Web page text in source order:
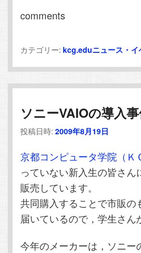
comments
カテゴリー: kcg.eduニュース・イ
ソニーVAIOの導入
投稿日時:2009年8月19日
京都コンピュータ学院（Ｋ
っていない新入生の皆さ
販売しています。
共同購入することで市販
届いているので，学生さん
今年のメーカーは，ソニー